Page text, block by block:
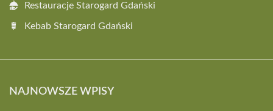
Restauracje Starogard Gdański
Kebab Starogard Gdański
NAJNOWSZE WPISY